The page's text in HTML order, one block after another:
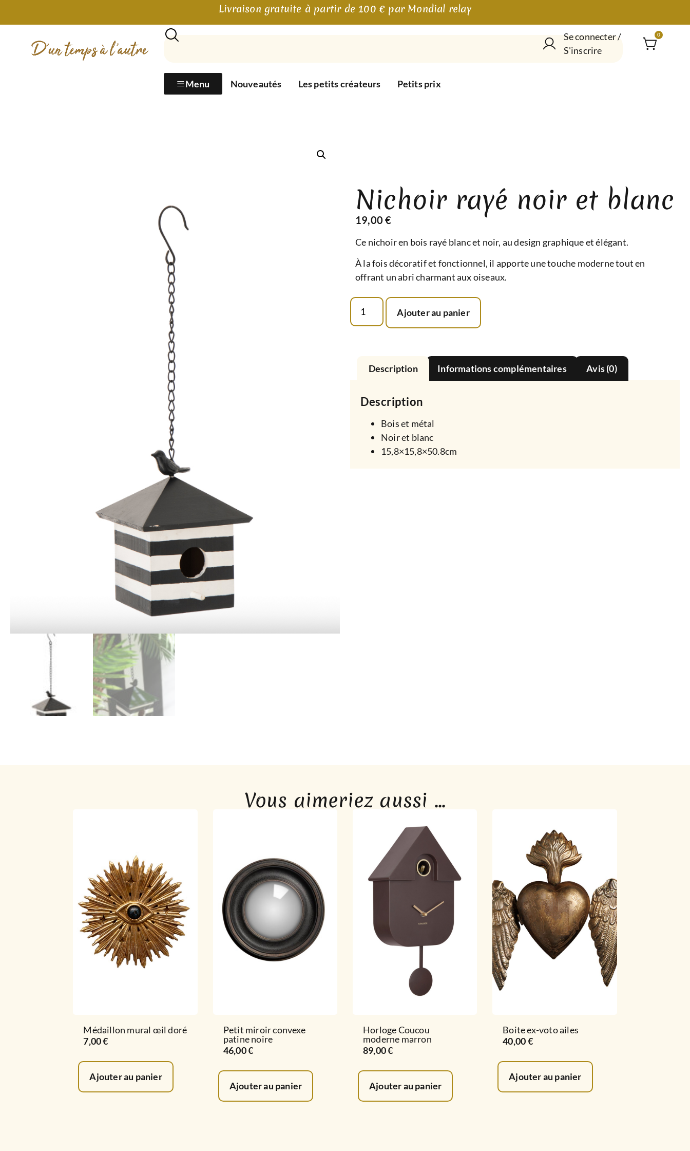
Livraison gratuite à partir de 100 € par Mondial relay
Menu Nouveautés Les petits créateurs Petits prix
Se connecter /
S'inscrire
0
Nichoir rayé noir et blanc
19,00€
Ce nichoir en bois rayé blanc et noir, au design graphique et élégant.
À la fois décoratif et fonctionnel, il apporte une touche moderne tout en
offrant un abri charmant aux oiseaux.
Ajouter au panier
Description Informations complémentaires Avis (0)
Description
Bois et métal
Noir et blanc
15,8×15,8×50.8cm
Vous aimeriez aussi ...
Médaillon mural œil doré
7,00€
Ajouter au panier
Petit miroir convexe
patine noire
46,00€
Ajouter au panier
Horloge Coucou
moderne marron
89,00€
Ajouter au panier
Boite ex-voto ailes
40,00€
Ajouter au panier